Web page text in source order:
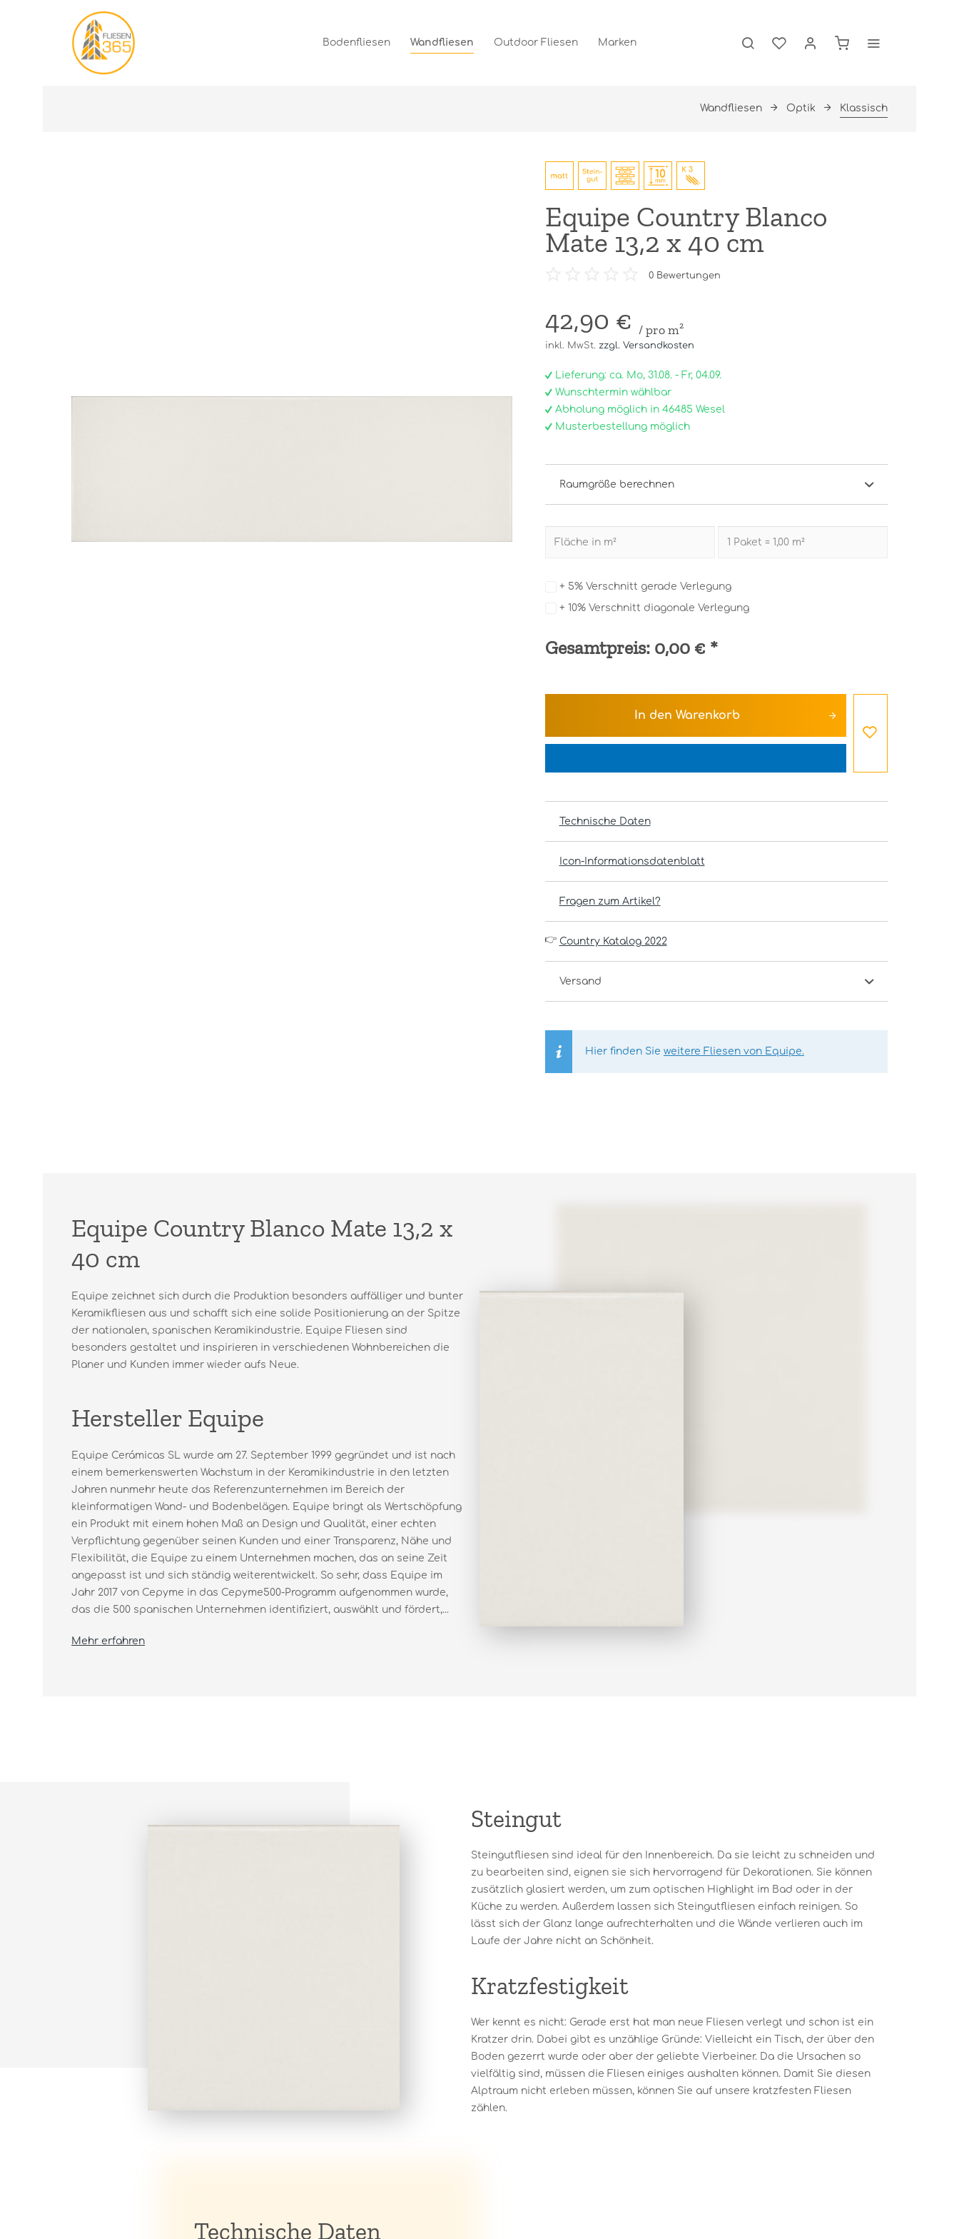
Bodenfliesen Wandfliesen Outdoor Fliesen Marken
Wandfliesen Optik Klassisch
Equipe Country Blanco
Mate 13,2 x 40 cm
0Bewertungen
42,90 € / pro m²
inkl. MwSt. zzgl. Versandkosten
Lieferung: ca. Mo, 31.08. - Fr, 04.09.
Wunschtermin wählbar
Abholung möglich in 46485 Wesel
Musterbestellung möglich
Raumgröße berechnen
+ 5% Verschnitt gerade Verlegung
+ 10% Verschnitt diagonale Verlegung
Gesamtpreis: 0,00 € *
In den Warenkorb
Technische Daten
Icon-Informationsdatenblatt
Fragen zum Artikel?
👉 Country Katalog 2022
Versand
Hier finden Sie weitere Fliesen von Equipe.
Equipe Country Blanco Mate 13,2 x
40 cm
Equipe zeichnet sich durch die Produktion besonders auffälliger und bunter
Keramikfliesen aus und schafft sich eine solide Positionierung an der Spitze
der nationalen, spanischen Keramikindustrie. Equipe Fliesen sind
besonders gestaltet und inspirieren in verschiedenen Wohnbereichen die
Planer und Kunden immer wieder aufs Neue.
Hersteller Equipe
Equipe Cerámicas SL wurde am 27. September 1999 gegründet und ist nach
einem bemerkenswerten Wachstum in der Keramikindustrie in den letzten
Jahren nunmehr heute das Referenzunternehmen im Bereich der
kleinformatigen Wand- und Bodenbelägen. Equipe bringt als Wertschöpfung
ein Produkt mit einem hohen Maß an Design und Qualität, einer echten
Verpflichtung gegenüber seinen Kunden und einer Transparenz, Nähe und
Flexibilität, die Equipe zu einem Unternehmen machen, das an seine Zeit
angepasst ist und sich ständig weiterentwickelt. So sehr, dass Equipe im
Jahr 2017 von Cepyme in das Cepyme500-Programm aufgenommen wurde,
das die 500 spanischen Unternehmen identifiziert, auswählt und fördert,...
Mehr erfahren
Steingut
Steingutfliesen sind ideal für den Innenbereich. Da sie leicht zu schneiden und
zu bearbeiten sind, eignen sie sich hervorragend für Dekorationen. Sie können
zusätzlich glasiert werden, um zum optischen Highlight im Bad oder in der
Küche zu werden. Außerdem lassen sich Steingutfliesen einfach reinigen. So
lässt sich der Glanz lange aufrechterhalten und die Wände verlieren auch im
Laufe der Jahre nicht an Schönheit.
Kratzfestigkeit
Wer kennt es nicht: Gerade erst hat man neue Fliesen verlegt und schon ist ein
Kratzer drin. Dabei gibt es unzählige Gründe: Vielleicht ein Tisch, der über den
Boden gezerrt wurde oder aber der geliebte Vierbeiner. Da die Ursachen so
vielfältig sind, müssen die Fliesen einiges aushalten können. Damit Sie diesen
Alptraum nicht erleben müssen, können Sie auf unsere kratzfesten Fliesen
zählen.
Technische Daten